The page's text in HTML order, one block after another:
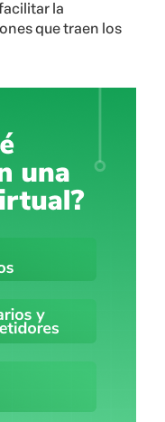
la
que traen los